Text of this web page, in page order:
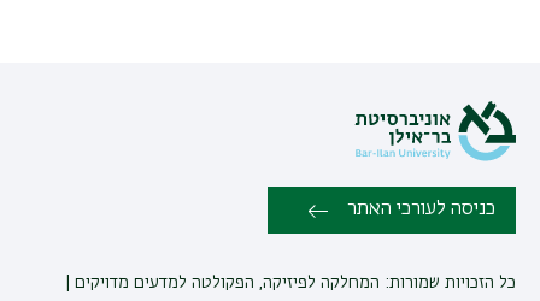
כניסה לעורכי האתר
כל הזכויות שמורות: המחלקה לפיזיקה, הפקולטה למדעים מדויקים |